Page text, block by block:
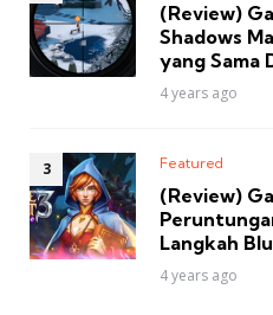
(Review)
Shadows
yang Sama
4 years ago
Featured
(Review)
Langkah
4 years ago